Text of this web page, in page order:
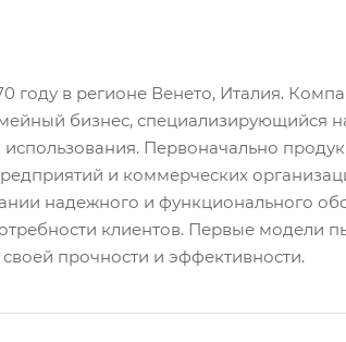
году в регионе Венето, Италия.
бизнес, специализирующийся
Первоначально
и коммерческих
надежного и функционального
клиентов. Первые модели
прочности и эффективности.